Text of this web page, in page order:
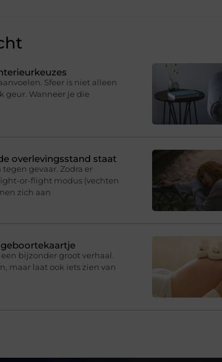
Sfeer is niet alleen
geur. Wanneer je die
overlevingsstand staat
gevaar. Zodra er
or-flight modus (vechten
zich aan
bijzonder groot verhaal.
maar laat ook iets zien van